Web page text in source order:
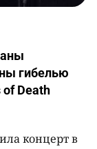
гибелью
Death
концерт в